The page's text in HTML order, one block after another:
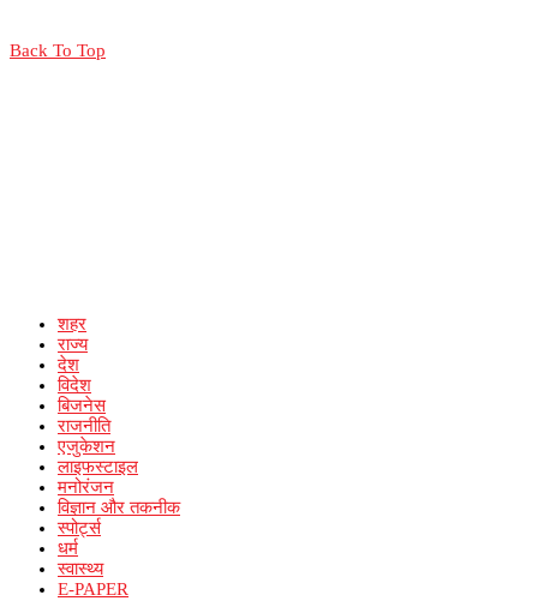
Back To Top
शहर
राज्य
देश
विदेश
बिजनेस
राजनीति
एजुकेशन
लाइफस्टाइल
मनोरंजन
विज्ञान और तकनीक
स्पोर्ट्स
धर्म
स्वास्थ्य
E-PAPER